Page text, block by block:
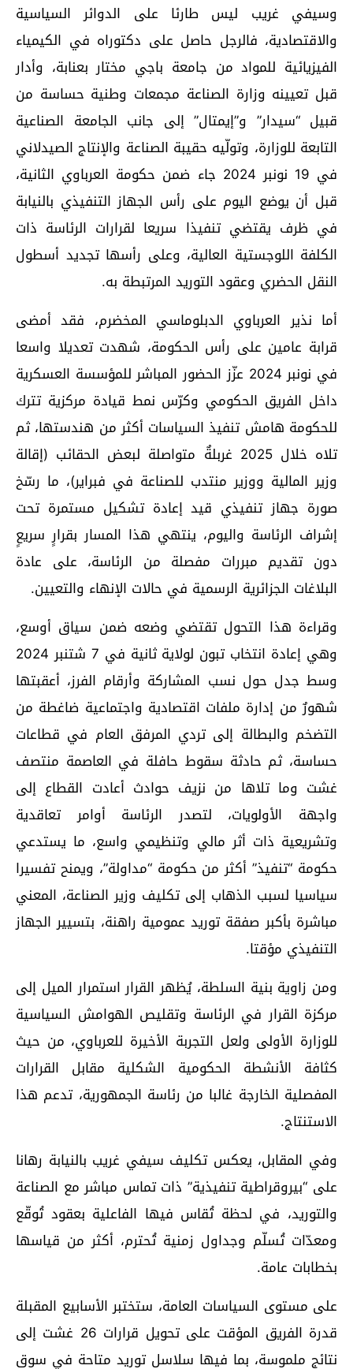
وسيفي غريب ليس طارئا على الدوائر السياسية
والاقتصادية، فالرجل حاصل على دكتوراه في الكيمياء
الفيزيائية للمواد من جامعة باجي مختار بعنابة، وأدار
قبل تعيينه وزارة الصناعة مجمعات وطنية حساسة من
قبيل “سيدار” و”إيمتال” إلى جانب الجامعة الصناعية
التابعة للوزارة، وتولّيه حقيبة الصناعة والإنتاج الصيدلاني
في 19 نونبر 2024 جاء ضمن حكومة العرباوي الثانية،
قبل أن يوضع اليوم على رأس الجهاز التنفيذي بالنيابة
في ظرف يقتضي تنفيذا سريعا لقرارات الرئاسة ذات
الكلفة اللوجستية العالية، وعلى رأسها تجديد أسطول
النقل الحضري وعقود التوريد المرتبطة به.
أما نذير العرباوي الدبلوماسي المخضرم، فقد أمضى
قرابة عامين على رأس الحكومة، شهدت تعديلا واسعا
في نونبر 2024 عزّز الحضور المباشر للمؤسسة العسكرية
داخل الفريق الحكومي وكرّس نمط قيادة مركزية تترك
للحكومة هامش تنفيذ السياسات أكثر من هندستها، ثم
تلاه خلال 2025 غربلةٌ متواصلة لبعض الحقائب (إقالة
وزير المالية ووزير منتدب للصناعة في فبراير)، ما رسّخ
صورة جهاز تنفيذي قيد إعادة تشكيل مستمرة تحت
إشراف الرئاسة واليوم، ينتهي هذا المسار بقرارٍ سريعٍ
دون تقديم مبررات مفصلة من الرئاسة، على عادة
البلاغات الجزائرية الرسمية في حالات الإنهاء والتعيين.
وقراءة هذا التحول تقتضي وضعه ضمن سياق أوسع،
وهي إعادة انتخاب تبون لولاية ثانية في 7 شتنبر 2024
وسط جدل حول نسب المشاركة وأرقام الفرز، أعقبتها
شهورٌ من إدارة ملفات اقتصادية واجتماعية ضاغطة من
التضخم والبطالة إلى تردي المرفق العام في قطاعات
حساسة، ثم حادثة سقوط حافلة في العاصمة منتصف
غشت وما تلاها من نزيف حوادث أعادت القطاع إلى
واجهة الأولويات، لتصدر الرئاسة أوامر تعاقدية
وتشريعية ذات أثر مالي وتنظيمي واسع، ما يستدعي
حكومة “تنفيذ” أكثر من حكومة “مداولة”، ويمنح تفسيرا
سياسيا لسبب الذهاب إلى تكليف وزير الصناعة، المعني
مباشرة بأكبر صفقة توريد عمومية راهنة، بتسيير الجهاز
التنفيذي مؤقتا.
ومن زاوية بنية السلطة، يُظهر القرار استمرار الميل إلى
مركزة القرار في الرئاسة وتقليص الهوامش السياسية
للوزارة الأولى ولعل التجربة الأخيرة للعرباوي، من حيث
كثافة الأنشطة الحكومية الشكلية مقابل القرارات
المفصلية الخارجة غالبا من رئاسة الجمهورية، تدعم هذا
الاستنتاج.
وفي المقابل، يعكس تكليف سيفي غريب بالنيابة رهانا
على “بيروقراطية تنفيذية” ذات تماس مباشر مع الصناعة
والتوريد، في لحظة تُقاس فيها الفاعلية بعقود تُوقّع
ومعدّات تُسلّم وجداول زمنية تُحترم، أكثر من قياسها
بخطابات عامة.
على مستوى السياسات العامة، ستختبر الأسابيع المقبلة
قدرة الفريق المؤقت على تحويل قرارات 26 غشت إلى
نتائج ملموسة، بما فيها سلاسل توريد متاحة في سوق